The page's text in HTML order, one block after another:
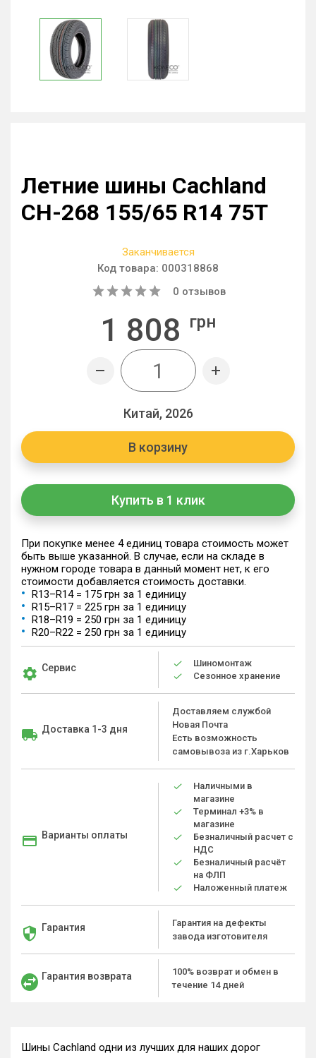
Летние шины Cachland
CH-268 155/65 R14 75T
Заканчивается
Код товара: 000318868
0 отзывов
1 808 грн
Китай, 2026
В корзину
Купить в 1 клик
При покупке менее 4 единиц товара стоимость может
быть выше указанной. В случае, если на складе в
нужном городе товара в данный момент нет, к его
стоимости добавляется стоимость доставки.
R13–R14 = 175 грн за 1 единицу
R15–R17 = 225 грн за 1 единицу
R18–R19 = 250 грн за 1 единицу
R20–R22 = 250 грн за 1 единицу
Сервис
Шиномонтаж
Сезонное хранение
Доставка 1-3 дня
Доставляем службой
Новая Почта
Есть возможность
самовывоза из г.Харьков
Варианты оплаты
Наличными в
магазине
Терминал +3% в
магазине
Безналичный расчет с
НДС
Безналичный расчёт
на ФЛП
Наложенный платеж
Гарантия
Гарантия на дефекты
завода изготовителя
Гарантия возврата
100% возврат и обмен в
течение 14 дней
Шины Cachland одни из лучших для наших дорог